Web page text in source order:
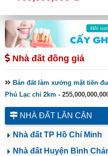
Nhà đất đồng giá
Bán đất làm xưởng mặt tiền
Phú Lạc chỉ 2km -
NHÀ ĐẤT LÂN CẬN
Nhà đất TP Hồ Chí Minh
Nhà đất Huyện Bình